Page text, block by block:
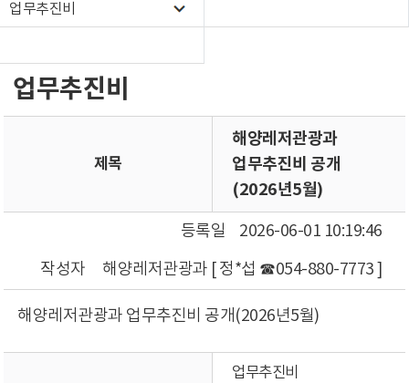
업무추진비
업무추진비
제목
해양레저관광과
업무추진비 공개
(2026년5월)
등록일
2026-06-01 10:19:46
작성자
해양레저관광과 [ 정*섭 ☎054-880-7773 ]
해양레저관광과 업무추진비 공개(2026년5월)
업무추진비